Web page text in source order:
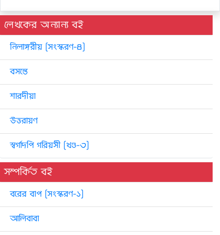
লেখকের অন্যান্য বই
নিলাঙ্গরীয় [সংস্করণ-৪]
বসন্তে
শারদীয়া
উত্তরায়ণ
স্বর্গাদপি গরিয়সী [খণ্ড-৩]
সম্পর্কিত বই
বরের বাপ [সংস্করণ-১]
আলিবাবা